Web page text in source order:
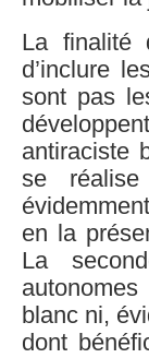
La finalité
d’inclure
sont pas
antiraciste
se
en la
La
blanc ni,
dont